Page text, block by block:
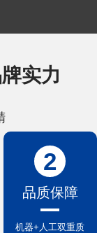
实力
2
品质保障
机器+人工双重质